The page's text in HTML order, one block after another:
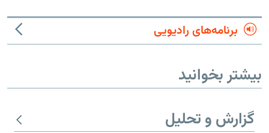
برنامه‌های رادیویی
بیشتر بخوانید
گزارش و تحلیل